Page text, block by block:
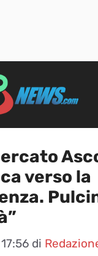
verso la
di